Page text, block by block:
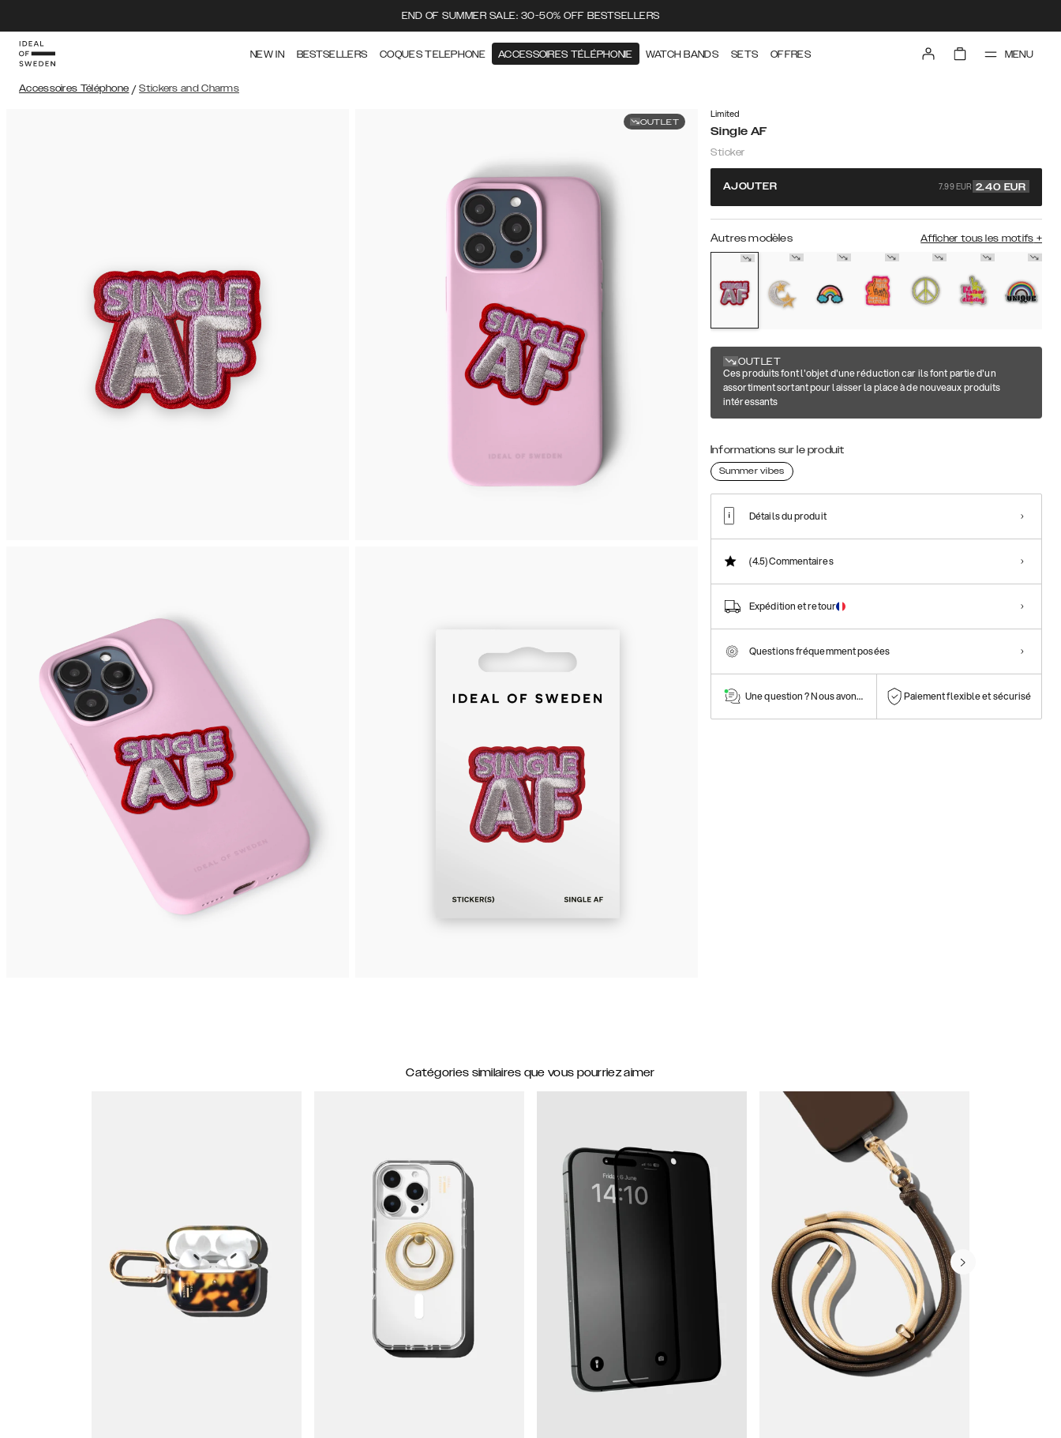
END OF SUMMER SALE: 30-50% OFF BESTSELLERS
NEW IN BESTSELLERS COQUES TELEPHONE ACCESSOIRES TÉLÉPHONIE WATCH BANDS SETS OFFRES MENU
Accessoires Téléphone / Stickers and Charms
OUTLET
Limited
Single AF
Sticker
AJOUTER 7.99 EUR 2.40 EUR
Autres modèles Afficher tous les motifs +
OUTLET
Ces produits font l'objet d'une réduction car ils font partie d'un
assortiment sortant pour laisser la place à de nouveaux produits
intéressants
Informations sur le produit
Summer vibes
Détails du produit
(4.5)Commentaires
Expédition et retour
Questions fréquemment posées
Une question ? Nous avons la réponse !Paiement flexible et sécurisé
Catégories similaires que vous pourriez aimer